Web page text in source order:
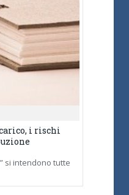
i rischi
si intendono tutte